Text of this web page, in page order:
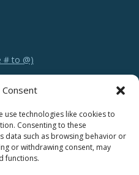
Consent
use technologies like cookies to
Consenting to these
data such as browsing behavior or
or withdrawing consent, may
functions.
# to @)
TELECOM TECH.